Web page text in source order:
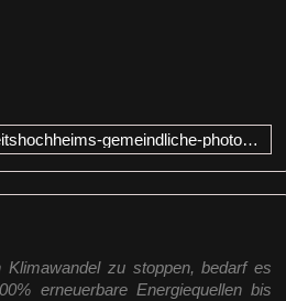
https://www.veitshoechheim-blog.de/2016/04/veitshochheims-gemeindliche-photovoltaikanlagen-mit-guten-ertragen.html
zu stoppen, bedarf es
erneuerbare Energiequellen bis